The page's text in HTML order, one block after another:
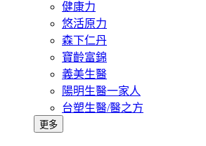
健康力
悠活原力
森下仁丹
寶齡富錦
義美生醫
陽明生醫一家人
台塑生醫/醫之方
更多